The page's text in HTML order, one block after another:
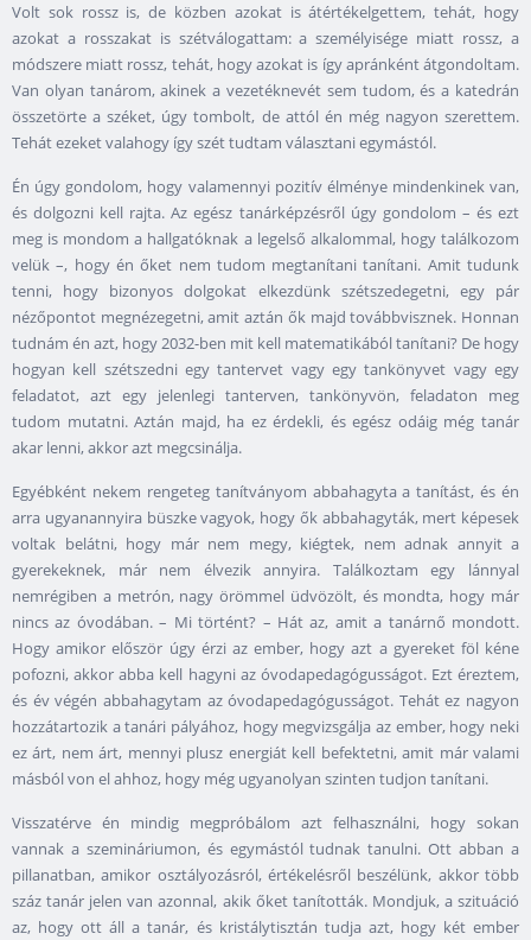
Volt sok rossz is, de közben azokat is átértékelgettem, tehát, hogy
azokat a rosszakat is szétválogattam: a személyisége miatt rossz, a
módszere miatt rossz, tehát, hogy azokat is így apránként átgondoltam.
Van olyan tanárom, akinek a vezetéknevét sem tudom, és a katedrán
összetörte a széket, úgy tombolt, de attól én még nagyon szerettem.
Tehát ezeket valahogy így szét tudtam választani egymástól.
Én úgy gondolom, hogy valamennyi pozitív élménye mindenkinek van,
és dolgozni kell rajta. Az egész tanárképzésről úgy gondolom – és ezt
meg is mondom a hallgatóknak a legelső alkalommal, hogy találkozom
velük –, hogy én őket nem tudom megtanítani tanítani. Amit tudunk
tenni, hogy bizonyos dolgokat elkezdünk szétszedegetni, egy pár
nézőpontot megnézegetni, amit aztán ők majd továbbvisznek. Honnan
tudnám én azt, hogy 2032-ben mit kell matematikából tanítani? De hogy
hogyan kell szétszedni egy tantervet vagy egy tankönyvet vagy egy
feladatot, azt egy jelenlegi tanterven, tankönyvön, feladaton meg
tudom mutatni. Aztán majd, ha ez érdekli, és egész odáig még tanár
akar lenni, akkor azt megcsinálja.
Egyébként nekem rengeteg tanítványom abbahagyta a tanítást, és én
arra ugyanannyira büszke vagyok, hogy ők abbahagyták, mert képesek
voltak belátni, hogy már nem megy, kiégtek, nem adnak annyit a
gyerekeknek, már nem élvezik annyira. Találkoztam egy lánnyal
nemrégiben a metrón, nagy örömmel üdvözölt, és mondta, hogy már
nincs az óvodában. – Mi történt? – Hát az, amit a tanárnő mondott.
Hogy amikor először úgy érzi az ember, hogy azt a gyereket föl kéne
pofozni, akkor abba kell hagyni az óvodapedagógusságot. Ezt éreztem,
és év végén abbahagytam az óvodapedagógusságot. Tehát ez nagyon
hozzátartozik a tanári pályához, hogy megvizsgálja az ember, hogy neki
ez árt, nem árt, mennyi plusz energiát kell befektetni, amit már valami
másból von el ahhoz, hogy még ugyanolyan szinten tudjon tanítani.
Visszatérve én mindig megpróbálom azt felhasználni, hogy sokan
vannak a szemináriumon, és egymástól tudnak tanulni. Ott abban a
pillanatban, amikor osztályozásról, értékelésről beszélünk, akkor több
száz tanár jelen van azonnal, akik őket tanították. Mondjuk, a szituáció
az, hogy ott áll a tanár, és kristálytisztán tudja azt, hogy két ember